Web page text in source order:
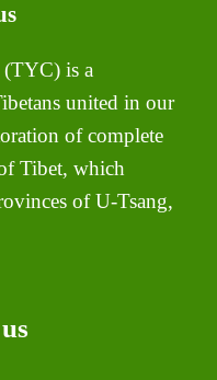
(TYC) is a
united in our
of complete
Tibet, which
of U-Tsang,